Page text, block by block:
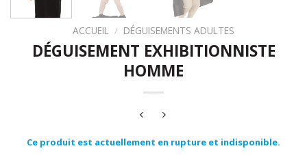
ACCUEIL / DÉGUISEMENTS ADULTES
DÉGUISEMENT EXHIBITIONNISTE
HOMME
Ce produit est actuellement en rupture et indisponible.